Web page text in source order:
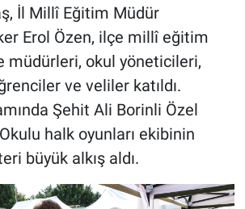
İl Millî Eğitim Müdür
Erol Özen, ilçe millî eğitim
müdürleri, okul yöneticileri,
ve veliler katıldı.
Şehit Ali Borinli Özel
halk oyunları ekibinin
büyük alkış aldı.